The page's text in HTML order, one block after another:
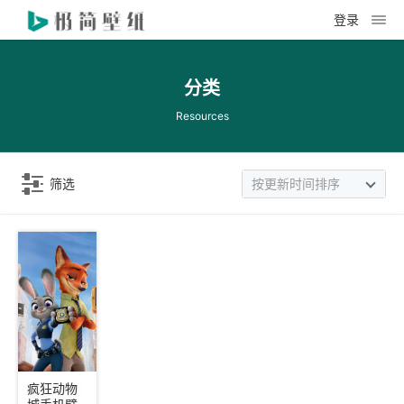
登录
分类
Resources
筛选 按更新时间排序
疯狂动物